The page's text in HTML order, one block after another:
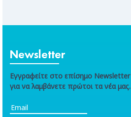
Newsletter
Εγγραφείτε στο επίσημο Newsletter
για να λαμβάνετε πρώτοι τα νέα μας.